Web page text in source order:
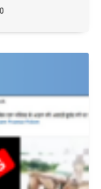
0